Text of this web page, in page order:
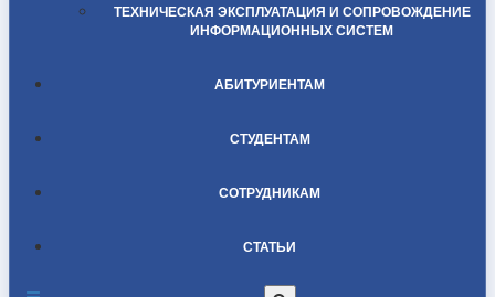
ТЕХНИЧЕСКАЯ ЭКСПЛУАТАЦИЯ И СОПРОВОЖДЕНИЕ
ИНФОРМАЦИОННЫХ СИСТЕМ
АБИТУРИЕНТАМ
СТУДЕНТАМ
СОТРУДНИКАМ
СТАТЬИ